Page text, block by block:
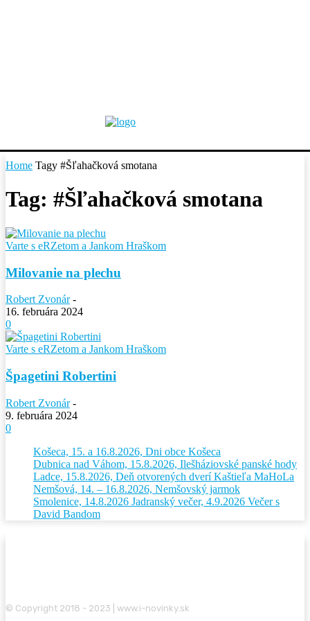
Home Tagy #Šľahačková smotana
Tag: #Šľahačková smotana
Varte s eRZetom a Jankom Hraškom
Milovanie na plechu
Robert Zvonár -
16. februára 2024
0
Varte s eRZetom a Jankom Hraškom
Špagetini Robertini
Robert Zvonár -
9. februára 2024
0
Košeca, 15. a 16.8.2026, Dni obce Košeca
Dubnica nad Váhom, 15.8.2026, Ilešháziovské panské hody
Ladce, 15.8.2026, Deň otvorených dverí Kaštieľa MaHoLa
Nemšová, 14. – 16.8.2026, Nemšovský jarmok
Smolenice, 14.8.2026 Jadranský večer, 4.9.2026 Večer s
David Bandom
© Copyright 2018 - 2023 | www.i-novinky.sk